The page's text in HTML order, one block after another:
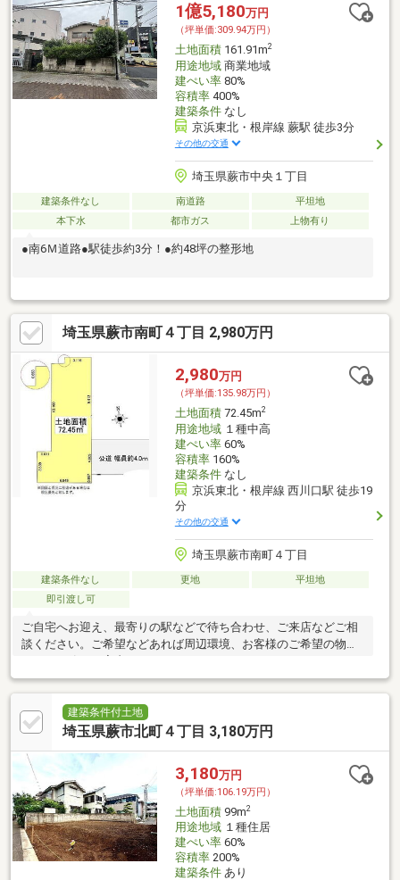
1億5,180万円
（坪単価:309.94万円）
土地面積161.91m2
用途地域商業地域
建ぺい率80%
容積率400%
建築条件なし
京浜東北・根岸線 蕨駅 徒歩3分
その他の交通
埼玉県蕨市中央１丁目
建築条件なし 南道路
平坦地
本下水
都市ガス 上物有り
●南6Ｍ道路●駅徒歩約3分！●約48坪の整形地
埼玉県蕨市南町４丁目 2,980万円
2,980万円
（坪単価:135.98万円）
土地面積72.45m2
用途地域１種中高
建ぺい率60%
容積率160%
建築条件なし
京浜東北・根岸線 西川口駅 徒歩19
分
その他の交通
埼玉県蕨市南町４丁目
建築条件なし 更地
平坦地
即引渡し可
ご自宅へお迎え、最寄りの駅などで待ち合わせ、ご来店などご相
談ください。ご希望などあれば周辺環境、お客様のご希望の物件
なども一緒にご案内いたします。
建築条件付土地
埼玉県蕨市北町４丁目 3,180万円
3,180万円
（坪単価:106.19万円）
土地面積99m2
用途地域１種住居
建ぺい率60%
容積率200%
建築条件あり